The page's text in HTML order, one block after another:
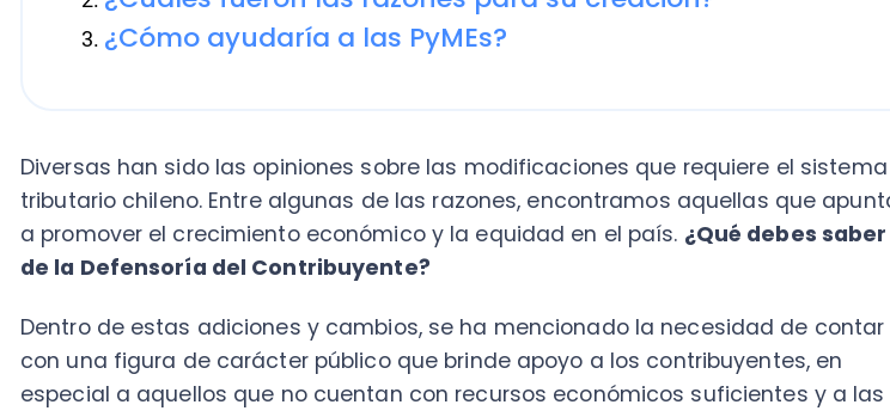
Diversas han sido las opiniones sobre las modificaciones que requiere el sistema
Dentro de estas adiciones y cambios, se ha mencionado la necesidad de contar
con una figura de carácter público que brinde apoyo a los contribuyentes, en
especial a aquellos que no cuentan con recursos económicos suficientes y a las
PyMEs.
Es por eso que una sección del proyecto demodernización tributaria—presentado
por el Ejecutivo— contempla la creación de laDefensoría del Contribuyente.¿Qué
es? ¿Cuáles fueron las razones para crearla? ¿Cómo ayudará a las PyMEs?